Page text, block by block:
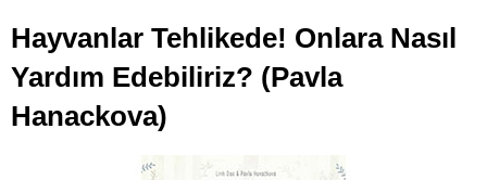
Hayvanlar Tehlikede! Onlara Nasıl
Yardım Edebiliriz? (Pavla
Hanackova)